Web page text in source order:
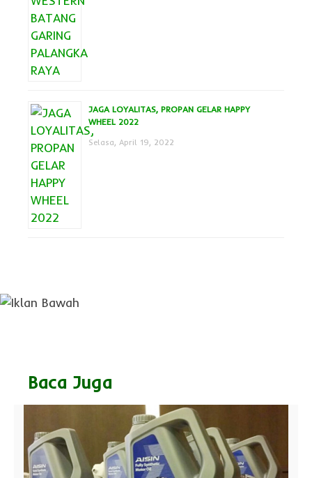
JAGA LOYALITAS, PROPAN GELAR HAPPY
WHEEL 2022
Selasa, April 19, 2022
Baca Juga